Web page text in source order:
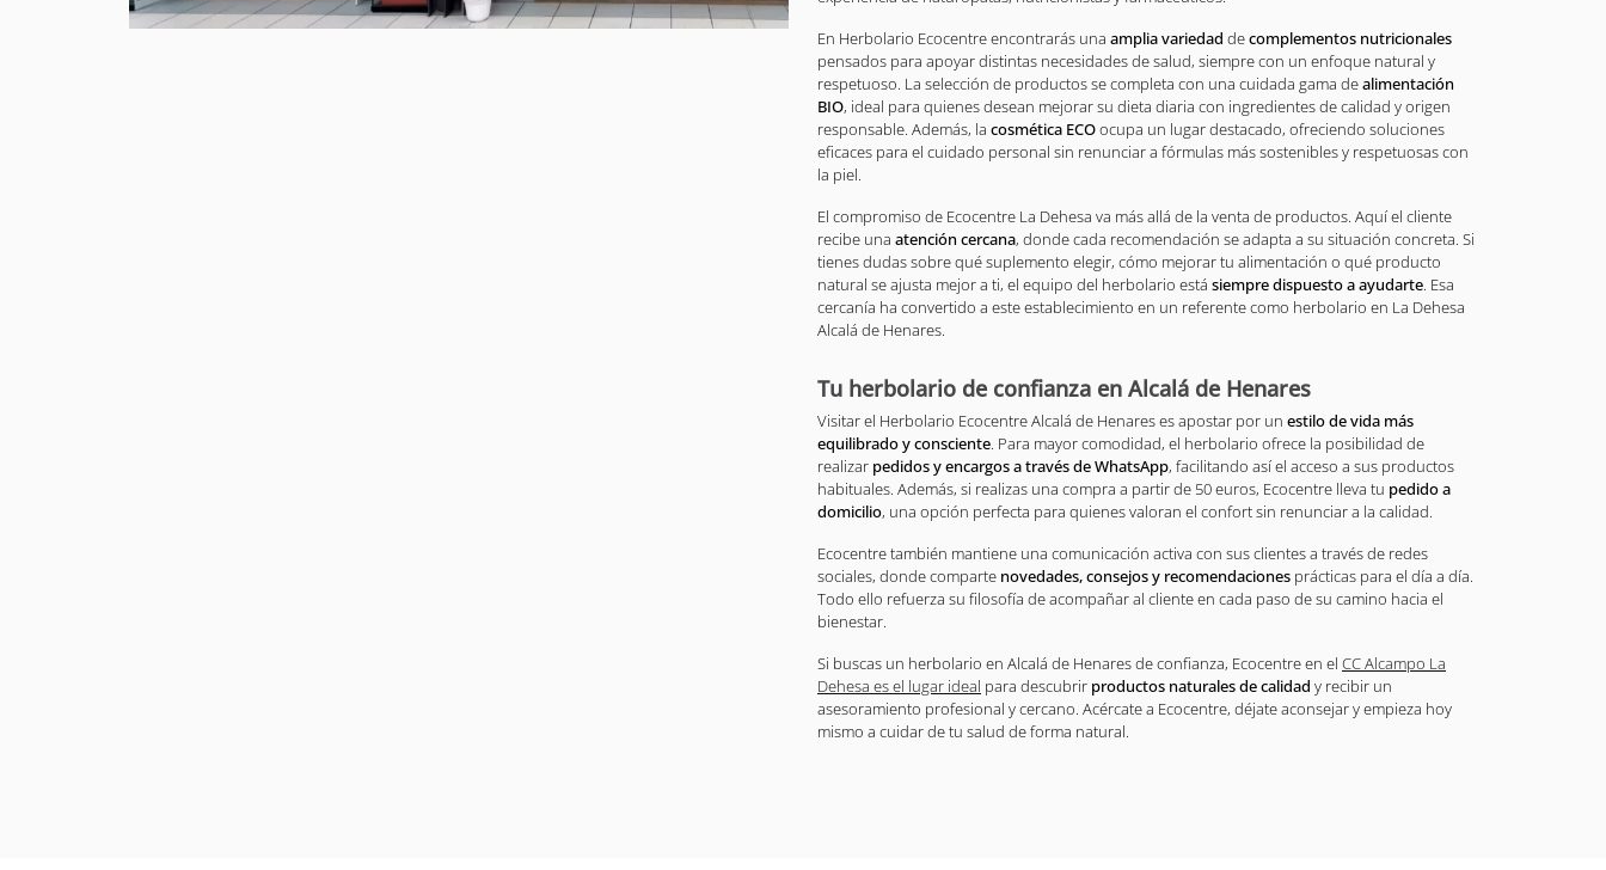
En Herbolario Ecocentre encontrarás una amplia variedad decomplementos nutricionales
pensados para apoyar distintas necesidades de salud, siempre con un enfoque natural y
respetuoso. La selección de productos se completa con una cuidada gama dealimentación
BIO, ideal para quienes desean mejorar su dieta diaria con ingredientes de calidad y origen
responsable. Además, la cosmética ECOocupa un lugar destacado, ofreciendo soluciones
eficaces para el cuidado personal sin renunciar a fórmulas más sostenibles y respetuosas con
la piel.
El compromiso de Ecocentre La Dehesa va más allá de la venta de productos. Aquí el cliente
recibe una atención cercana, donde cada recomendación se adapta a su situación concreta. Si
tienes dudas sobre qué suplemento elegir, cómo mejorar tu alimentación o qué producto
natural se ajusta mejor a ti, el equipo del herbolario está siempre dispuesto a ayudarte. Esa
cercanía ha convertido a este establecimiento en un referente como herbolario en La Dehesa
Alcalá de Henares.
Tu herbolario de confianza en Alcalá de Henares
Visitar el Herbolario Ecocentre Alcalá de Henares es apostar por un estilo de vida más
equilibrado y consciente. Para mayor comodidad, el herbolario ofrece la posibilidad de
realizar pedidos y encargos a través de WhatsApp, facilitando así el acceso a sus productos
habituales. Además, si realizas una compra a partir de 50 euros, Ecocentre lleva tu pedido a
domicilio, una opción perfecta para quienes valoran el confort sin renunciar a la calidad.
Ecocentre también mantiene una comunicación activa con sus clientes a través de redes
sociales, donde comparte novedades, consejos y recomendaciones prácticas para el día a día.
Todo ello refuerza su filosofía de acompañar al cliente en cada paso de su camino hacia el
bienestar.
Si buscas un herbolario en Alcalá de Henares de confianza, Ecocentre en el CC Alcampo La
Dehesa es el lugar ideal para descubrir productos naturales de calidad y recibir un
asesoramiento profesional y cercano. Acércate a Ecocentre, déjate aconsejar y empieza hoy
mismo a cuidar de tu salud de forma natural.